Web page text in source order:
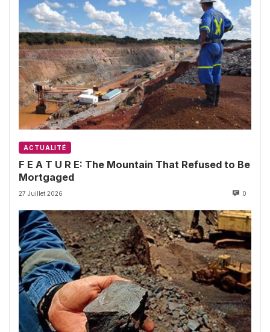
ACTUALITÉ
F E A T U R E: The Mountain That Refused to Be
Mortgaged
27 Juillet 2026 0